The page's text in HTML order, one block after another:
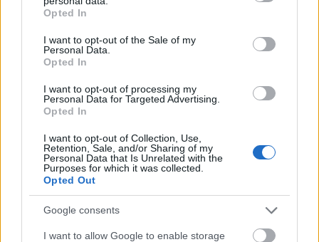
grant or deny consent to Google and its third-party tags to
use your data for below specified purposes in below Google
consent section.
Opted In
I want to opt-out of the Sale of my
Personal Data.
Opted In
I want to opt-out of processing my
Personal Data for Targeted Advertising.
Opted In
I want to opt-out of Collection, Use,
Retention, Sale, and/or Sharing of my
Personal Data that Is Unrelated with the
Purposes for which it was collected.
Opted Out
Google consents
I want to allow Google to enable storage
Asparagus ogé ngandung asam asparagus, anu saé
pikeun kasuburan. Panilitian nunjukkeun yén éta
tiasa ngabantosan ngimbangan hormon,
ngajantenkeun sistem réproduktif langkung séhat.
Ieu saé pikeun saha waé anu hoyong ningkatkeun
kasuburanana.
Asparagus ogé tiasa ngabantosan libido. Éta
ningkatkeun libido sareng téstostéron. Ieu
mangrupikeun warta anu saé, sanaos langkung
seueur panilitian diperyogikeun. Hasil awal
katingalina ngajangjikeun pikeun asparagus sareng
kaséhatan réproduktif.